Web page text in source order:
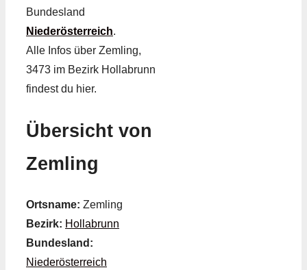
Bundesland
Niederösterreich.
Alle Infos über Zemling,
3473 im Bezirk Hollabrunn
findest du hier.
Übersicht von
Zemling
Ortsname: Zemling
Bezirk: Hollabrunn
Bundesland:
Niederösterreich